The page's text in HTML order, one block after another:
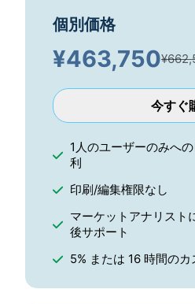
個別価格
¥463,750
今すぐ
1人のユーザーのみへ
利
印刷/編集権限なし
マーケットアナリスト
後サポート
5% または 16 時間の